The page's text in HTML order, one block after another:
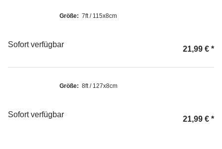
Größe: 7ft / 115x8cm
Sofort verfügbar
21,99 € *
Größe: 8ft / 127x8cm
Sofort verfügbar
21,99 € *